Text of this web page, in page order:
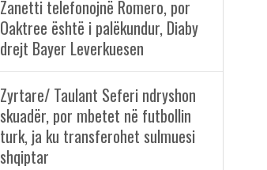
Zanetti telefonojnë Romero, por
Oaktree është i palëkundur, Diaby
drejt Bayer Leverkuesen
Zyrtare/ Taulant Seferi ndryshon
skuadër, por mbetet në futbollin
turk, ja ku transferohet sulmuesi
shqiptar